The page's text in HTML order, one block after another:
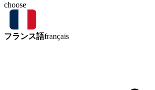
choose
フランス語français